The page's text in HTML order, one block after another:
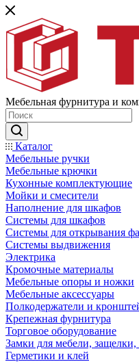
Мебельная фурнитура и
Каталог
Мебельные ручки
Мебельные крючки
Кухонные комплектующие
Мойки и смесители
Наполнение для шкафов
Cистемы для шкафов
Системы для открывания
Системы выдвижения
Электрика
Кромочные материалы
Мебельные опоры и ножки
Мебельные аксессуары
Полкодержатели и
Крепежная фурнитура
Торговое оборудование
Замки для мебели,
Герметики и клей